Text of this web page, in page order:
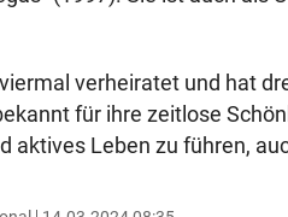
verheiratet und hat
für ihre zeitlose
aktives Leben zu führen,